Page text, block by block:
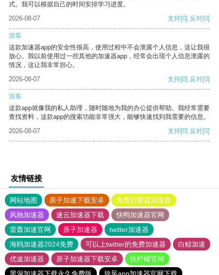
式。我可以根据自己的时间安排学习进度。
2026-08-07
支持[0] 反对[0]
游客
这款加速器app的安全性很高，使用过程中不会泄露个人信息，这让我很
放心。我以前使用过一些其他的加速器app，经常会出现个人信息泄露的
情况，这让我非常担心。
2026-08-07
支持[0] 反对[0]
游客
这款app就像我的私人助理，随时随地为我的办公提供帮助。我经常需要
查找资料，这款app的搜索功能非常强大，能够快速找到我需要的信息。
2026-08-07
支持[0] 反对[0]
友情链接
网站地图 原子加速下载安卓
免费的雷霆加速器
风驰加速器
速云加速器下载
快鸭加速器官网
雷轰加速官网
原子加速器
twitter加速器
海鸥加速器2024免费
可以上twitter的免费加速器
白鲸加速
优途加速器
原子加速器下载安卓
快柠檬官网